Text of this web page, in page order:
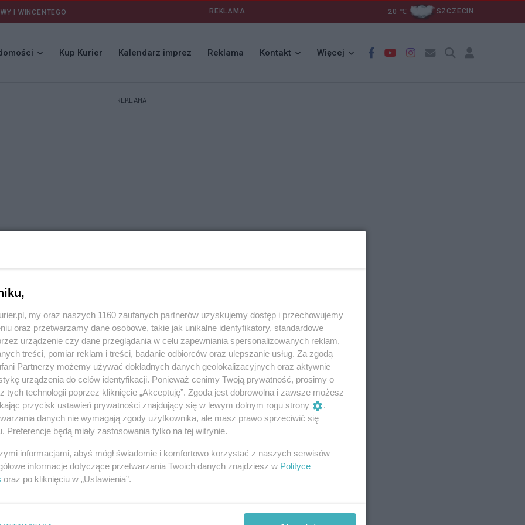
I WINCENTEGO REKLAMA 20 ℃ SZCZECIN
Kup Kurier Kalendarz imprez Reklama Kontakt Więcej
REKLAMA
Władimira Putina mają tę zasadniczą wadę, że łatwo je
rzetelność sondażowni, albo prawdomówność obywateli
kwestii, trudno wierzyć państwowym ośrodkom...
Czy mają prawo do wakacji? Czy mają prawo się śmiać? Czy
prawo choć na chwilę zapomnieć o koszmarze, który ich dotyka?
brzmi nie tyle nawet kontrowersyjnie...
czy Rosja?
wielokrotnie powtarzałem, Rosja nie chce pokoju, tylko podboju.
do niepodległości po prostu nie uznaje. Przypomnijmy: już latem
historycznej...
my oraz naszych 1160 zaufanych partnerów uzyskujemy dostęp i przechowujemy
oraz przetwarzamy dane osobowe, takie jak unikalne identyfikatory, standardowe
urządzenie czy dane przeglądania w celu zapewniania spersonalizowanych reklam,
treści, pomiar reklam i treści, badanie odbiorców oraz ulepszanie usług. Za zgodą
Partnerzy możemy używać dokładnych danych geolokalizacyjnych oraz aktywnie
urządzenia do celów identyfikacji. Ponieważ cenimy Twoją prywatność, prosimy o
tych technologii poprzez kliknięcie „Akceptuję”. Zgoda jest dobrowolna i zawsze możesz
przycisk ustawień prywatności znajdujący się w lewym dolnym rogu strony
.
danych nie wymagają zgody użytkownika, ale masz prawo sprzeciwić się
Preferencje będą miały zastosowania tylko na tej witrynie.
informacjami, abyś mógł świadomie i komfortowo korzystać z naszych serwisów
informacje dotyczące przetwarzania Twoich danych znajdziesz w Polityce
oraz po kliknięciu w „Ustawienia”.